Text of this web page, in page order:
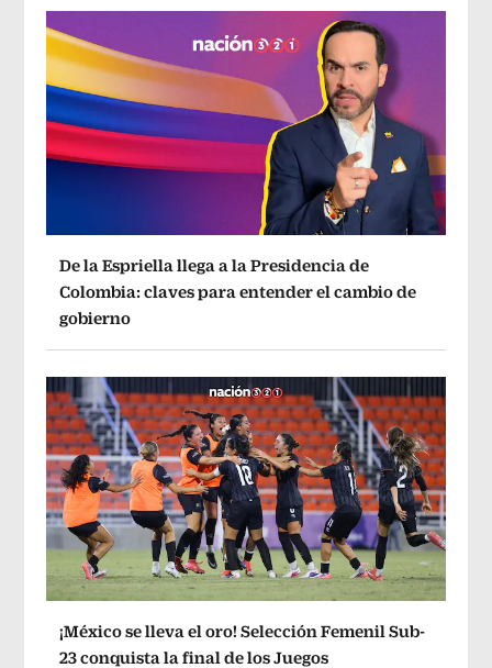
De la Espriella llega a la Presidencia de
Colombia: claves para entender el cambio de
gobierno
¡México se lleva el oro! Selección Femenil Sub-
23 conquista la final de los Juegos